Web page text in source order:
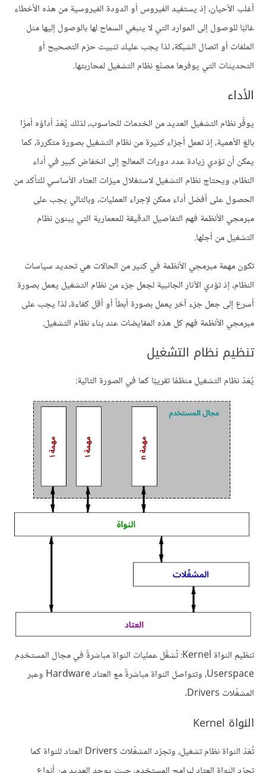
أغلب الأحيان، إذ يستفيد الفيروس أو الدودة الفيروسية من هذه الأخطاء
غالبًا للوصول إلى الموارد التي لا ينبغي السماح لها بالوصول إليها مثل
الملفات أو اتصال الشبكة، لذا يجب عليك تثبيت حزم التصحيح أو
التحديثات التي يوفرها مصنّع نظام التشغيل لمحاربتها.
الأداء
يوفِّر نظام التشغيل العديد من الخدمات للحاسوب، لذلك يُعَدّ أداؤه أمرًا
بالغ الأهمية، إذ تعمل أجزاء كثيرة من نظام التشغيل بصورة متكررة، كما
يمكن أن تؤدي زيادة عدد دورات المعالج إلى انخفاض كبير في أداء
النظام، ويحتاج نظام التشغيل لاستغلال ميزات العتاد الأساسي للتأكد من
الحصول على أفضل أداء ممكن لإجراء العمليات، وبالتالي يجب على
مبرمجي الأنظمة فهم التفاصيل الدقيقة للمعمارية التي يبنون نظام
التشغيل من أجلها.
تكون مهمة مبرمجي الأنظمة في كثير من الحالات هي تحديد سياسات
النظام، إذ تؤدي الآثار الجانبية لجعل جزء من نظام التشغيل يعمل بصورة
أسرع إلى جعل جزء آخر يعمل بصورة أبطأ أو أقل كفاءة، لذا يجب على
مبرمجي الأنظمة فهم كل هذه المقايضات عند بناء نظام التشغيل.
تنظيم نظام التشغيل
يُعَدّ نظام التشغيل منظمًا تقريبًا كما في الصورة التالية:
تنظيم النواة Kernel: تُشغَّل عمليات النواة مباشرةً في مجال المستخدِم
Userspace، وتتواصل النواة مباشرةً مع العتاد Hardware وعبر
المشغّلات Drivers.
النواة Kernel
تُعَدّ النواة نظام تشغيل، وتجرّد المشغّلات Drivers العتاد للنواة كما